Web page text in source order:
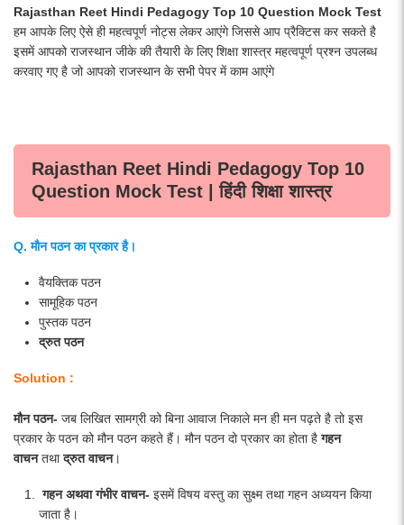
Rajasthan Reet Hindi Pedagogy Top 10 Question Mock Test
हम आपके लिए ऐसे ही महत्वपूर्ण नोट्स लेकर आएंगे जिससे आप प्रैक्टिस कर सकते है
इसमें आपको राजस्थान जीके की तैयारी के लिए शिक्षा शास्त्र महत्वपूर्ण प्रश्न उपलब्ध
करवाए गए है जो आपको राजस्थान के सभी पेपर में काम आएंगे
Rajasthan Reet Hindi Pedagogy Top 10
Question Mock Test | हिंदी शिक्षा शास्त्र
Q. मौन पठन का प्रकार है।
वैयक्तिक पठन
सामूहिक पठन
पुस्तक पठन
द्रुत पठन
Solution :
मौन पठन- जब लिखित सामग्री को बिना आवाज निकाले मन ही मन पढ़ते है तो इस
प्रकार के पठन को मौन पठन कहते हैं। मौन पठन दो प्रकार का होता हैगहन
वाचनतथाद्रुत वाचन।
गहन अथवा गंभीर वाचन- इसमें विषय वस्तु का सुक्ष्म तथा गहन अध्ययन किया
जाता है।